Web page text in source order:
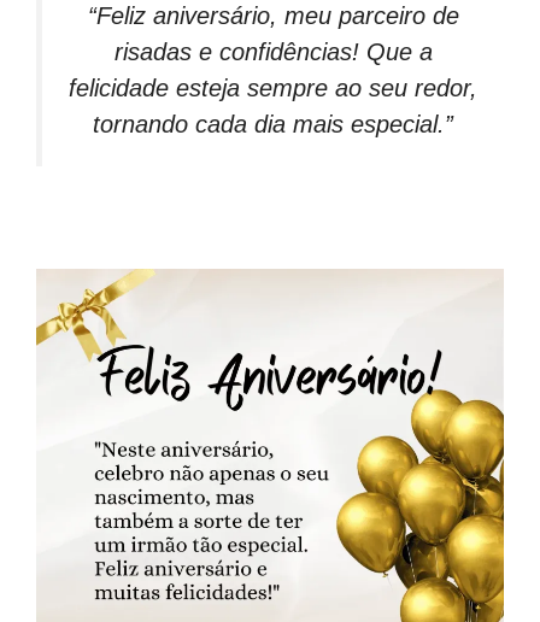
“Feliz aniversário, meu parceiro de
risadas e confidências! Que a
felicidade esteja sempre ao seu redor,
tornando cada dia mais especial.”